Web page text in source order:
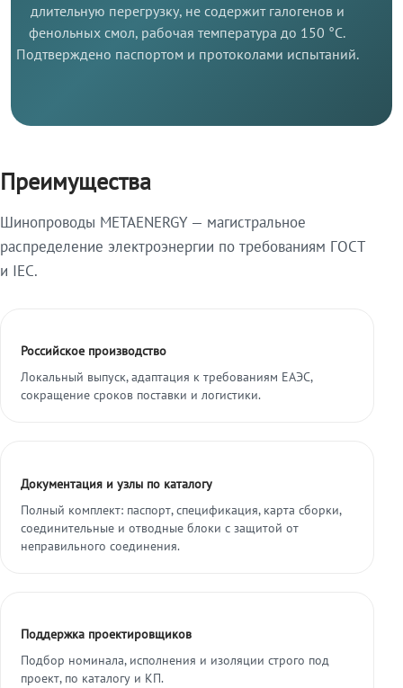
длительную перегрузку, не содержит галогенов и
фенольных смол, рабочая температура до 150 °C.
Подтверждено паспортом и протоколами испытаний.
Преимущества
Шинопроводы METAENERGY — магистральное
распределение электроэнергии по требованиям ГОСТ
и IEC.
Российское производство
Локальный выпуск, адаптация к требованиям ЕАЭС,
сокращение сроков поставки и логистики.
Документация и узлы по каталогу
Полный комплект: паспорт, спецификация, карта сборки,
соединительные и отводные блоки с защитой от
неправильного соединения.
Поддержка проектировщиков
Подбор номинала, исполнения и изоляции строго под
проект, по каталогу и КП.